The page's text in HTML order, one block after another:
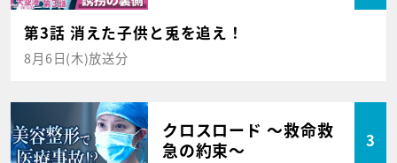
第3話 消えた子供と兎を追え！
8月6日(木)放送分
クロスロード ～救命救
急の約束～
3